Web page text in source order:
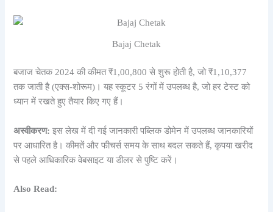
Bajaj Chetak
बजाज चेतक 2024 की कीमत ₹1,00,800 से शुरू होती है, जो ₹1,10,377
तक जाती है (एक्स-शोरूम)। यह स्कूटर 5 रंगों में उपलब्ध है, जो हर टेस्ट को
ध्यान में रखते हुए तैयार किए गए हैं।
अस्वीकरण: इस लेख में दी गई जानकारी पब्लिक डोमेन में उपलब्ध जानकारियों
पर आधारित है। कीमतें और फीचर्स समय के साथ बदल सकते हैं, कृपया खरीद
से पहले आधिकारिक वेबसाइट या डीलर से पुष्टि करें।
Also Read: